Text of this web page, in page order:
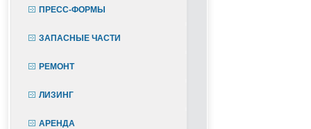
ПРЕСС-ФОРМЫ
ЗАПАСНЫЕ ЧАСТИ
РЕМОНТ
ЛИЗИНГ
АРЕНДА